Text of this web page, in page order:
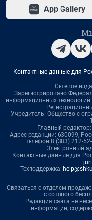
App Gallery
Контактные данные для
Сетевое
Зарегистрировано
информационных
Учредитель: Общество с
Главный
Адрес редакции: 630099,
телефон 8 (383) 212-
Электронный
Контактные данные для
Техподдержка:
Связаться с отделом
с сотового
Редакция сайта не
информации,